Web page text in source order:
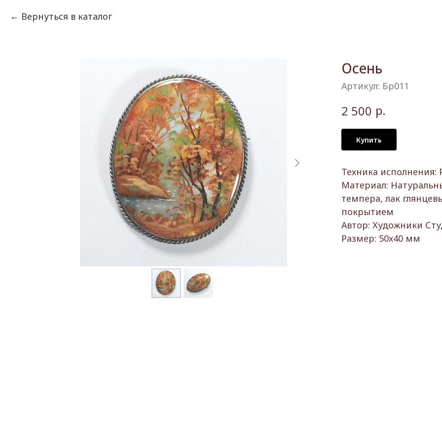
Вернуться в каталог
Осень
Артикул: Бр011
2 500 р.
Купить
Техника исполнения:
Материал:
темпера, лак
покрытием
Автор: Художники
Размер: 50х40 мм